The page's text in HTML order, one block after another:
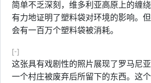
简单不乏深刻，维多利亚高原上的缠
有力地证明了塑料袋对环境的影响。
会有一百万个塑料袋被消耗。
[-]
这张具有戏剧性的照片展现了罗马尼
一个村庄被废弃后所留下的东西。这